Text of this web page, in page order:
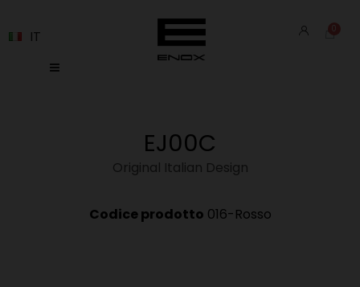
IT
EJ00C
Original Italian Design
Codice prodotto 016-Rosso